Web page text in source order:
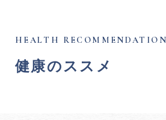
健康のススメ